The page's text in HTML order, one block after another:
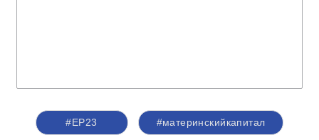
#ЕР23 #материнскийкапитал